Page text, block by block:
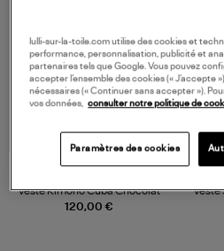
120,00 €
Veste Kimono Cuba Chocolat
Veste
lulli-sur-la-toile.com utilise des cookies et
performance, personnalisation, publicité et
partenaires tels que Google. Vous pouvez
accepter l’ensemble des cookies (« J’accepte
nécessaires (« Continuer sans accepter »).
vos données,
consulter notre politique de
Paramètres des cookies